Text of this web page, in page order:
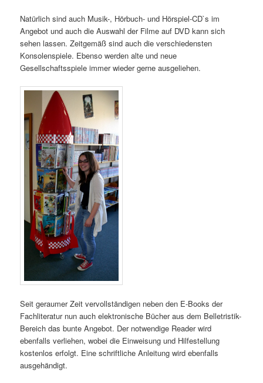
Natürlich sind auch Musik-, Hörbuch- und Hörspiel-CD`s im
Angebot und auch die Auswahl der Filme auf DVD kann sich
sehen lassen. Zeitgemäß sind auch die verschiedensten
Konsolenspiele. Ebenso werden alte und neue
Gesellschaftsspiele immer wieder gerne ausgeliehen.
Seit geraumer Zeit vervollständigen neben den E-Books der
Fachliteratur nun auch elektronische Bücher aus dem Belletristik-
Bereich das bunte Angebot. Der notwendige Reader wird
ebenfalls verliehen, wobei die Einweisung und Hilfestellung
kostenlos erfolgt. Eine schriftliche Anleitung wird ebenfalls
ausgehändigt.